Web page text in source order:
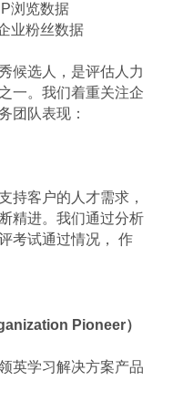
浏览数据
业粉丝数据
候选人，是评估人力
一。我们着重关注企
团队表现：
持客户的人才需求，
精进。我们通过分析
考试通过情况， 作
Pioneer）
英学习解决方案产品